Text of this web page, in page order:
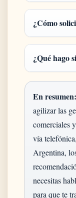
¿Cómo
¿Qué hago
En resumen:
agilizar las
comerciales
vía
Argentina,
necesitas
para que te